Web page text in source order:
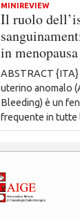
MINIREVIEW
Il ruolo
in menopausa
ABSTRACT
uterino anomalo
Bleeding) è un
frequente in